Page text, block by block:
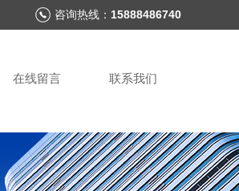
咨询热线： 15888486740
在线留言 联系我们